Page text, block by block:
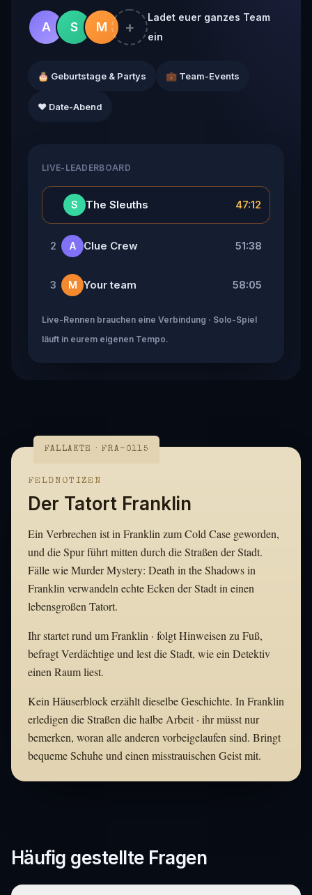
A S M +
Ladet euer ganzes Team
ein
🎂 Geburtstage & Partys 💼 Team-Events
❤️ Date-Abend
LIVE-LEADERBOARD
S The Sleuths 47:12
2 A Clue Crew 51:38
3 M Your team 58:05
Live-Rennen brauchen eine Verbindung · Solo-Spiel
läuft in eurem eigenen Tempo.
FALLAKTE · FRA-0115
FELDNOTIZEN
Der Tatort Franklin
Ein Verbrechen ist in Franklin zum Cold Case geworden,
und die Spur führt mitten durch die Straßen der Stadt.
Fälle wie Murder Mystery: Death in the Shadows in
Franklin verwandeln echte Ecken der Stadt in einen
lebensgroßen Tatort.
Ihr startet rund um Franklin · folgt Hinweisen zu Fuß,
befragt Verdächtige und lest die Stadt, wie ein Detektiv
einen Raum liest.
Kein Häuserblock erzählt dieselbe Geschichte. In Franklin
erledigen die Straßen die halbe Arbeit · ihr müsst nur
bemerken, woran alle anderen vorbeigelaufen sind. Bringt
bequeme Schuhe und einen misstrauischen Geist mit.
Häufig gestellte Fragen